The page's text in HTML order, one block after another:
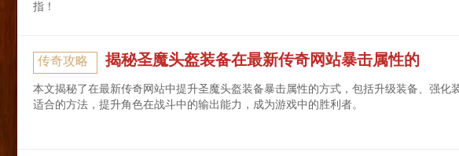
指！
传奇攻略 揭秘圣魔头盔装备在最新传奇网站暴击属性的
本文揭秘了在最新传奇网站中提升圣魔头盔装备暴击属性的方式，包括升级装备、强化
适合的方法，提升角色在战斗中的输出能力，成为游戏中的胜利者。